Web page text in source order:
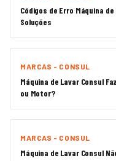
Códigos de Erro Máquina
Soluções
MARCAS - CONSUL
Máquina de Lavar Consul
ou Motor?
MARCAS - CONSUL
Máquina de Lavar Consul